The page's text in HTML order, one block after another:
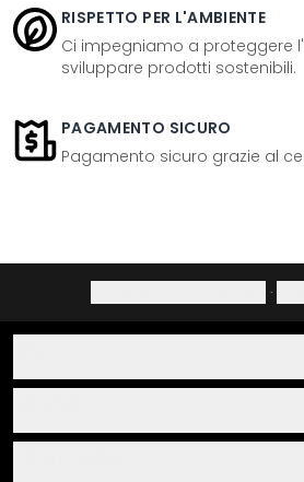
RISPETTO PER L'AMBIENTE
Ci impegniamo a proteggere
sviluppare prodotti sostenibili.
PAGAMENTO SICURO
Pagamento sicuro grazie al
·
Chi siamo